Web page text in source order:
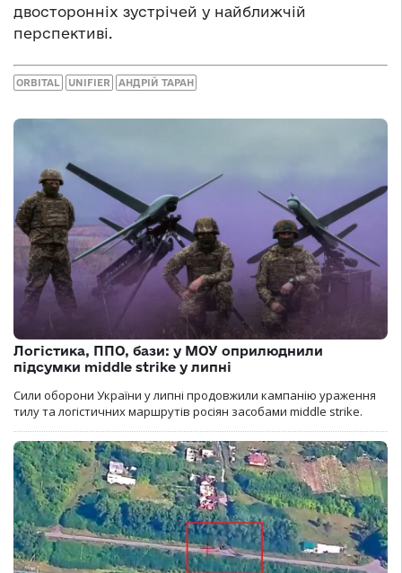
двосторонніх зустрічей у найближчій
перспективі.
ORBITAL UNIFIER АНДРІЙ ТАРАН
Логістика, ППО, бази: у МОУ оприлюднили
підсумки middle strike у липні
Сили оборони України у липні продовжили кампанію ураження
тилу та логістичних маршрутів росіян засобами middle strike.